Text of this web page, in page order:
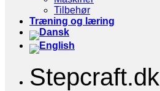
Tilbehør
Træning og læring
Stepcraft.dk